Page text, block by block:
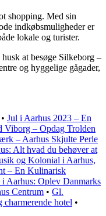
shopping. Med sin
indkøbsmuligheder er
lokale og turister.
at besøge Silkeborg –
og hyggelige gågader,
• Jul i Aarhus 2023 – En
Viborg – Opdag Trolden
– Aarhus Skjulte Perle
Alt hvad du behøver at
og Kolonial i Aarhus,
– En Kulinarisk
Aarhus: Oplev Danmarks
Centrum • Gl.
hotel •